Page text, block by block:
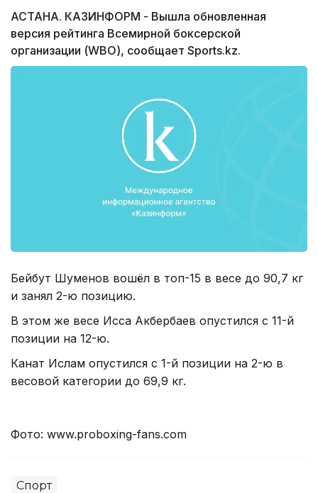
АСТАНА. КАЗИНФОРМ - Вышла обновленная
версия рейтинга Всемирной боксерской
организации (WBO), сообщает Sports.kz.
Бейбут Шуменов вошёл в топ-15 в весе до 90,7 кг
и занял 2-ю позицию.
В этом же весе Исса Акбербаев опустился с 11-й
позиции на 12-ю.
Канат Ислам опустился с 1-й позиции на 2-ю в
весовой категории до 69,9 кг.
Фото: www.proboxing-fans.com
Спорт